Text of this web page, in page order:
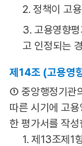
2. 정책이 고
3. 고용영향
고 인정되는
제14조 (고용영
① 중앙행정기관
따른 시기에 고
한 평가서를 작성
1. 제13조제1